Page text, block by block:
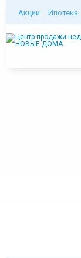
Акции Ипотека